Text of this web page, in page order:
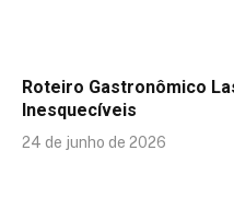
Roteiro Gastronômico
Inesquecíveis
24 de junho de 2026